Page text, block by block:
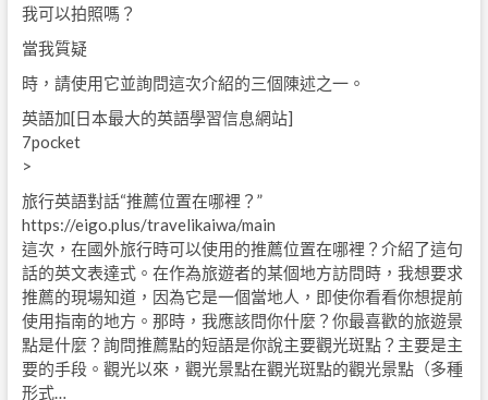
我可以拍照嗎？
當我質疑
時，請使用它並詢問這次介紹的三個陳述之一。
英語加[日本最大的英語學習信息網站]
7pocket
>
旅行英語對話“推薦位置在哪裡？”
https://eigo.plus/travelikaiwa/main
這次，在國外旅行時可以使用的推薦位置在哪裡？介紹了這句
話的英文表達式。在作為旅遊者的某個地方訪問時，我想要求
推薦的現場知道，因為它是一個當地人，即使你看看你想提前
使用指南的地方。那時，我應該問你什麼？你最喜歡的旅遊景
點是什麼？詢問推薦點的短語是你說主要觀光斑點？主要是主
要的手段。觀光以來，觀光景點在觀光斑點的觀光景點（多種
形式…